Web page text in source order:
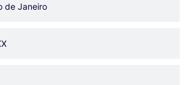
de Janeiro